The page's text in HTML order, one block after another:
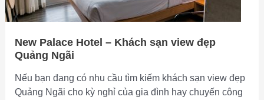
New Palace Hotel – Khách sạn view đẹp
Quảng Ngãi
Nếu bạn đang có nhu cầu tìm kiếm khách sạn view đẹp
Quảng Ngãi cho kỳ nghỉ của gia đình hay chuyến công
Quảng
Ngãi